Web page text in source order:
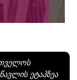
ეტაპზეა